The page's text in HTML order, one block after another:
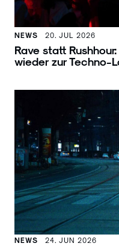
NEWS 20. JUL 2026
Rave statt
wieder zur Techno-
NEWS 24. JUN 2026